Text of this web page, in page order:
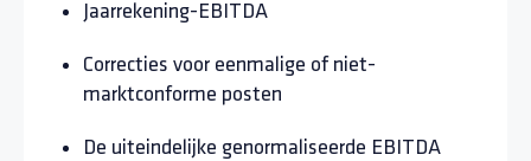
Jaarrekening-EBITDA
Correcties voor eenmalige of niet-
marktconforme posten
De uiteindelijke genormaliseerde EBITDA